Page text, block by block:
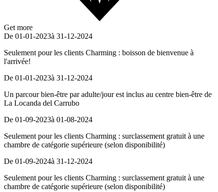
Get more
De 01-01-2023à 31-12-2024
Seulement pour les clients Charming : boisson de bienvenue à
l'arrivée!
De 01-01-2023à 31-12-2024
Un parcour bien-être par adulte/jour est inclus au centre bien-être de
La Locanda del Carrubo
De 01-09-2023à 01-08-2024
Seulement pour les clients Charming : surclassement gratuit à une
chambre de catégorie supérieure (selon disponibilité)
De 01-09-2024à 31-12-2024
Seulement pour les clients Charming : surclassement gratuit à une
chambre de catégorie supérieure (selon disponibilité)